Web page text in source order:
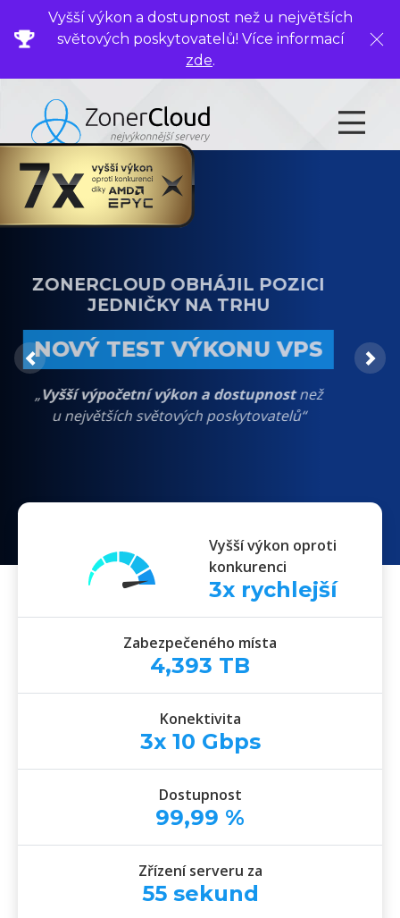
Vyšší výkon a dostupnost než u největších
světových poskytovatelů! Více informací
zde.
ZONERCLOUD OBHÁJIL POZICI
JEDNIČKY NA TRHU
NOVÝ TEST VÝKONU VPS
„Vyšší výpočetní výkon a dostupnostnež
u největších světových poskytovatelů“
NEJVÝKONNĚJŠÍ VIRTUÁLNÍ SERVERY
NYNÍ SE SLEVOU 30 %
„Nyní s DÁRKEM ke každé objednávce
jakéhokoli
Cloud Serveru!“
Previous
Vyšší výkon oproti
konkurenci
3x rychlejší
Zabezpečeného místa
4,393 TB
Konektivita
3x 10 Gbps
Dostupnost
99,99 %
Zřízení serveru za
55sekund